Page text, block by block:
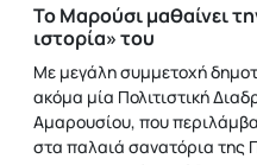
Το Μαρούσι μαθαίνει
ιστορία» του
Με μεγάλη συμμετοχή
ακόμα μία Πολιτιστική
Αμαρουσίου, που
στα παλαιά σανατόρια της